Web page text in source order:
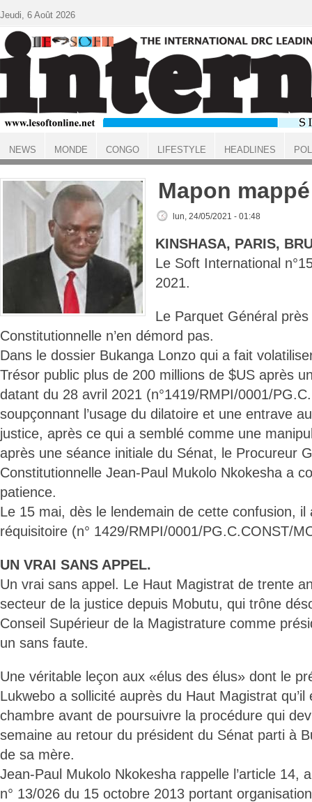
ACCUEIL
Mapon mappé
lun, 24/05/2021 - 01:48
KINSHASA, PARIS,
Le Soft International
2021.
Le Parquet Général
Constitutionnelle n’en démord pas.
Dans le dossier Bukanga Lonzo qui a fait
Trésor public plus de 200 millions de $US après
datant du 28 avril 2021 (n°1419/RMPI/0001/
soupçonnant l’usage du dilatoire et une entrave
justice, après ce qui a semblé comme une
après une séance initiale du Sénat, le Procureur
Constitutionnelle Jean-Paul Mukolo Nkokesha a
patience.
Le 15 mai, dès le lendemain de cette confusion, il
réquisitoire (n° 1429/RMPI/0001/PG.C.CONST/
UN VRAI SANS APPEL.
Un vrai sans appel. Le Haut Magistrat de trente
secteur de la justice depuis Mobutu, qui trône
Conseil Supérieur de la Magistrature comme
un sans faute.
Une véritable leçon aux «élus des élus» dont le
Lukwebo a sollicité auprès du Haut Magistrat
chambre avant de poursuivre la procédure qui
semaine au retour du président du Sénat parti à
de sa mère.
Jean-Paul Mukolo Nkokesha rappelle l’article 14,
n° 13/026 du 15 octobre 2013 portant
Jeudi, 6 Août 2026
NEWS MONDE CONGO LIFESTYLE HEADLINES